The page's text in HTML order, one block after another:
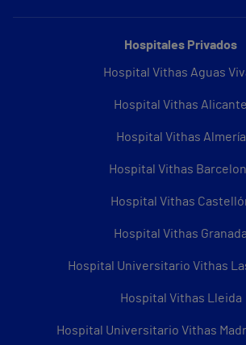
Hospitales Privados
Hospital Vithas Aguas
Hospital Vithas Alicante
Hospital Vithas Almería
Hospital Vithas
Hospital Vithas
Hospital Vithas Granada
Hospital Universitario Vithas
Hospital Vithas Lleida
Hospital Universitario Vithas